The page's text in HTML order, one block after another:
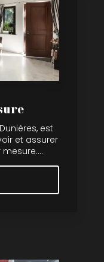
est
et assurer